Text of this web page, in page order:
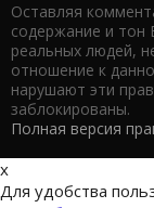
Оставляя
содержание и тон
реальных людей,
отношение к
нарушают эти
заблокированы.
Полная версия
x
Для удобства